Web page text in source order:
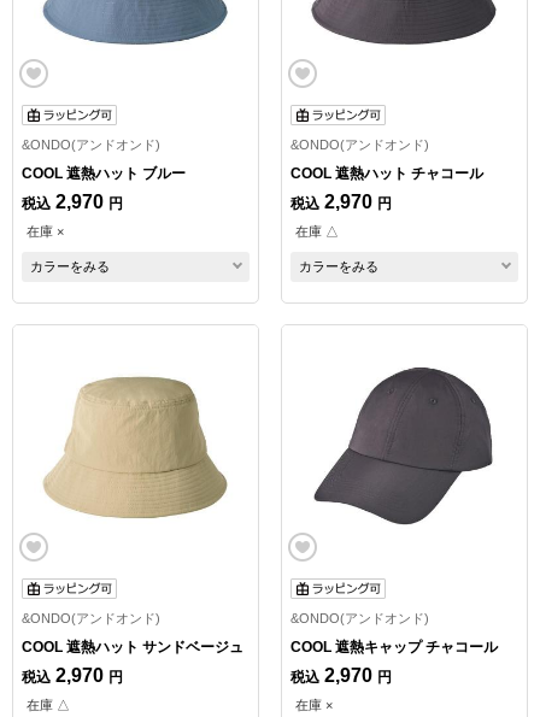
&ONDO(アンドオンド)
COOL 遮熱ハット ブルー
税込 2,970 円
在庫 ×
カラーをみる
&ONDO(アンドオンド)
COOL 遮熱ハット チャコール
税込 2,970 円
在庫 △
カラーをみる
&ONDO(アンドオンド)
COOL 遮熱ハット サンドベージュ
税込 2,970 円
在庫 △
&ONDO(アンドオンド)
COOL 遮熱キャップ チャコール
税込 2,970 円
在庫 ×